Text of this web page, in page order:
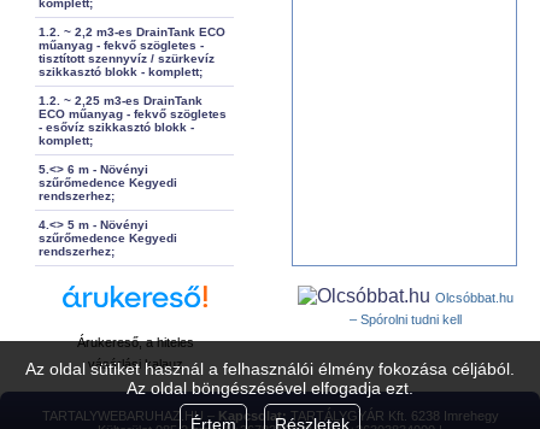
Az oldal sütiket használ a felhasználói élmény fokozása céljából.
Az oldal böngészésével elfogadja ezt.
Értem
Részletek
komplett;
1.2. ~ 2,2 m3-es DrainTank ECO
műanyag - fekvő szögletes -
tisztított szennyvíz / szürkevíz
szikkasztó blokk - komplett;
1.2. ~ 2,25 m3-es DrainTank
ECO műanyag - fekvő szögletes
- esővíz szikkasztó blokk -
komplett;
5.<> 6 m - Növényi
szűrőmedence Kegyedi
rendszerhez;
4.<> 5 m - Növényi
szűrőmedence Kegyedi
rendszerhez;
Árukereső, a hiteles
vásárlási kalauz
Olcsóbbat.hu
– Spórolni tudni kell
TARTALYWEBARUHAZ.HU – Kapcsolat: TARTÁLYGYÁR Kft. 6238 Imrehegy